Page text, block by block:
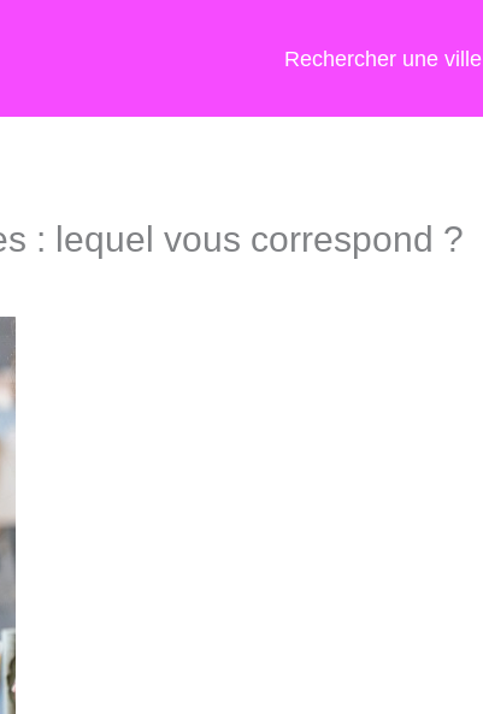
Rechercher une ville
: lequel vous correspond ?